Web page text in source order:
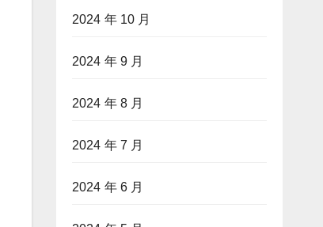
2024 年 10 月
2024 年 9 月
2024 年 8 月
2024 年 7 月
2024 年 6 月